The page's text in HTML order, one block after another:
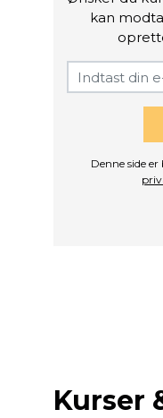
kan
Denne side
Kurser